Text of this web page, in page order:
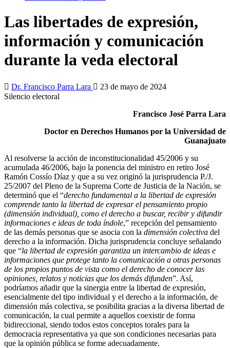
Las libertades de expresión,
información y comunicación
durante la veda electoral
Dr. Francisco Parra Lara
23 de mayo de 2024
Silencio electoral
Francisco José Parra Lara
Doctor en Derechos Humanos por la Universidad de
Guanajuato
Al resolverse la acción de inconstitucionalidad 45/2006 y su
acumulada 46/2006, bajo la ponencia del ministro en retiro José
Ramón Cossío Díaz y que a su vez originó la jurisprudencia P./J.
25/2007 del Pleno de la Suprema Corte de Justicia de la Nación, se
determinó que el “derecho fundamental a la libertad de expresión
comprende tanto la libertad de expresar el pensamiento propio
(dimensión individual), como el derecho a buscar, recibir y difundir
informaciones e ideas de toda índole,” recepción del pensamiento
de las demás personas que se asocia con la dimensión colectiva del
derecho a la información. Dicha jurisprudencia concluye señalando
que “la libertad de expresión garantiza un intercambio de ideas e
informaciones que protege tanto la comunicación a otras personas
de los propios puntos de vista como el derecho de conocer las
opiniones, relatos y noticias que los demás difunden”. Así,
podríamos añadir que la sinergia entre la libertad de expresión,
esencialmente del tipo individual y el derecho a la información, de
dimensión más colectiva, se posibilita gracias a la diversa libertad de
comunicación, la cual permite a aquellos coexistir de forma
bidireccional, siendo todos estos conceptos torales para la
democracia representativa ya que son condiciones necesarias para
que la opinión pública se forme adecuadamente.